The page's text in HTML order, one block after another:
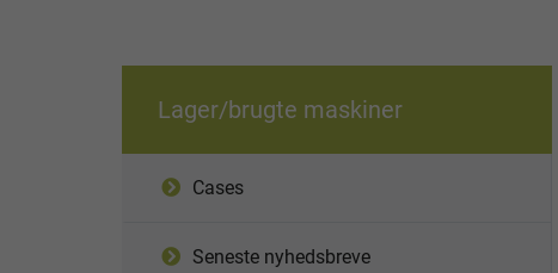
Lager/brugte maskiner
Cases
Seneste nyhedsbreve